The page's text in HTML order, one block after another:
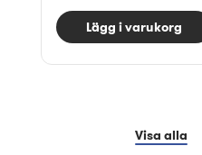
Lägg i varukorg
Visa alla